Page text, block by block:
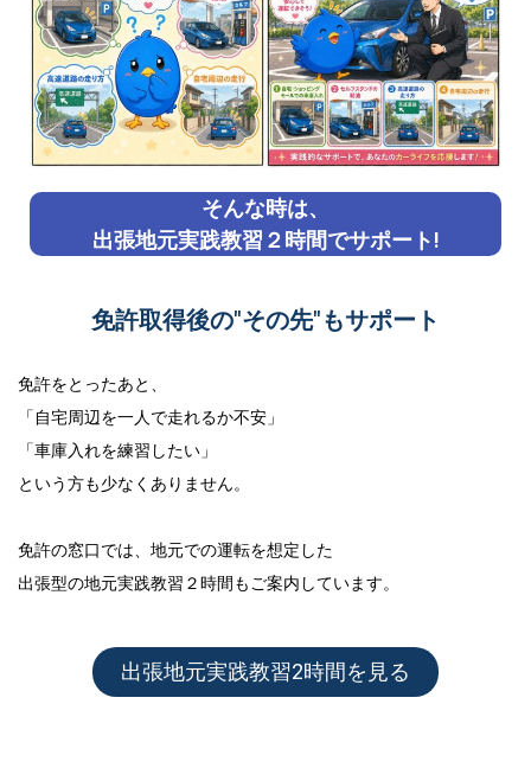
そんな時は、
出張地元実践教習２時間でサポート!
免許取得後の"その先"もサポート
免許をとったあと、
「自宅周辺を一人で走れるか不安」
「車庫入れを練習したい」
という方も少なくありません。
免許の窓口では、地元での運転を想定した
出張型の地元実践教習２時間 もご案内しています。
出張地元実践教習2時間を見る